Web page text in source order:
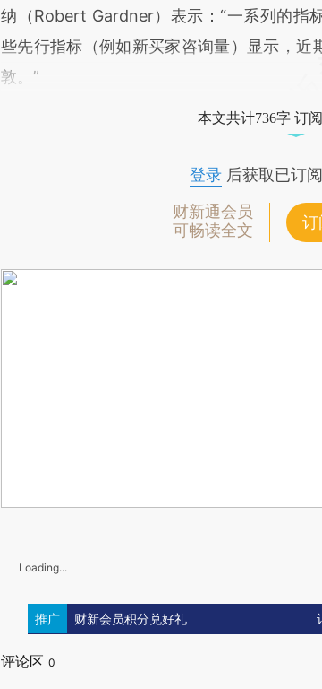
纳（Robert Gardner）表示：“一系列的指
些先行指标（例如新买家咨询量）显示，
敦。”
本文共计736字 订
登录后获取已订
财新通会员
可畅读全文
订
Loading...
推广 财新会员积分兑好礼
评论区 0